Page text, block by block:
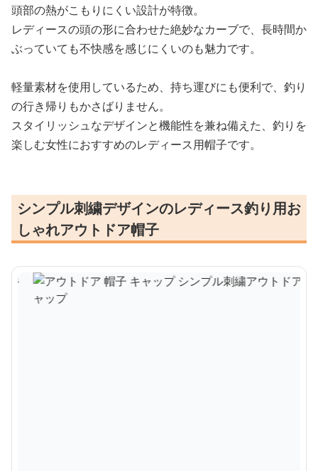
頭部の熱がこもりにくい設計が特徴。
レディースの頭の形に合わせた絶妙なカーブで、長時間か
ぶっていても不快感を感じにくいのも魅力です。
軽量素材を使用しているため、持ち運びにも便利で、釣り
の行き帰りもかさばりません。
スタイリッシュなデザインと機能性を兼ね備えた、釣りを
楽しむ女性におすすめのレディース用帽子です。
シンプル刺繍デザインのレディース釣り用お
しゃれアウトドア帽子